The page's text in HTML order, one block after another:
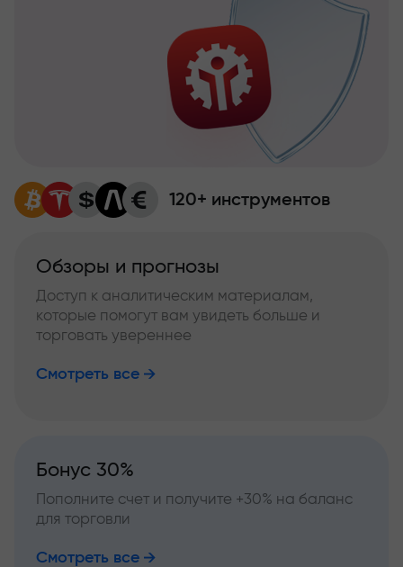
120+ инструментов
Обзоры и прогнозы
Доступ к аналитическим материалам,
которые помогут вам увидеть больше и
торговать увереннее
Смотреть все
Бонус 30%
Пополните счет и получите +30% на баланс
для торговли
Смотреть все